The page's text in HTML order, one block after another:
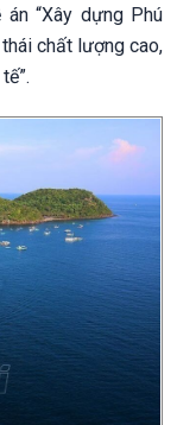
“Xây dựng Phú
chất lượng cao,